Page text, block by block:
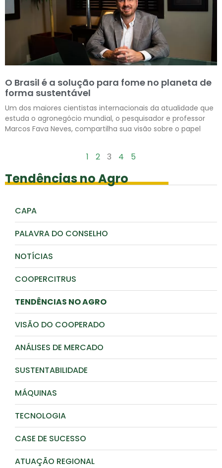
O Brasil é a solução para fome no planeta de
forma sustentável
Um dos maiores cientistas internacionais da atualidade que
estuda o agronegócio mundial, o pesquisador e professor
Marcos Fava Neves, compartilha sua visão sobre o papel
1 2 3 4 5
Tendências no Agro
CAPA
PALAVRA DO CONSELHO
NOTÍCIAS
COOPERCITRUS
TENDÊNCIAS NO AGRO
VISÃO DO COOPERADO
ANÁLISES DE MERCADO
SUSTENTABILIDADE
MÁQUINAS
TECNOLOGIA
CASE DE SUCESSO
ATUAÇÃO REGIONAL